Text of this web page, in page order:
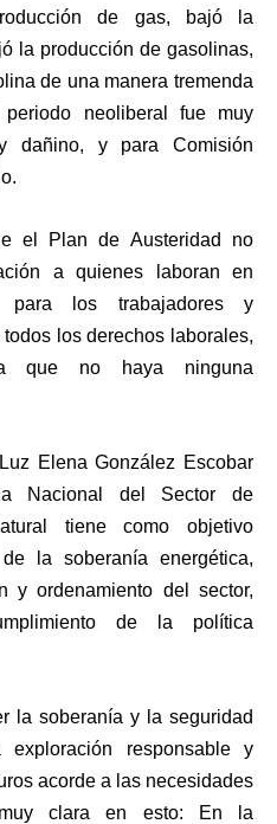
de gas, bajó la
la producción de gasolinas,
de una manera tremenda
neoliberal fue muy
dañino, y para Comisión
el Plan de Austeridad no
a quienes laboran en
para los trabajadores y
los derechos laborales,
que no haya ninguna
Elena González Escobar
Nacional del Sector de
tiene como objetivo
la soberanía energética,
y ordenamiento del sector,
de la política
la soberanía y la seguridad
exploración responsable y
acorde a las necesidades
clara en esto: En la